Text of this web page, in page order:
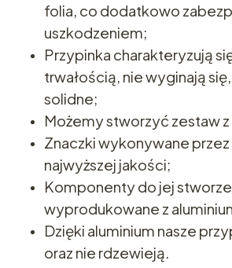
folia, co dodatkowo
uszkodzeniem;
Przypinka charakteryzują
trwałością, nie wyginają
solidne;
Możemy stworzyć zestaw
Znaczki wykonywane przez
najwyższej jakości;
Komponenty do jej
wyprodukowane z
Dzięki aluminium nasze
oraz nie rdzewieją.